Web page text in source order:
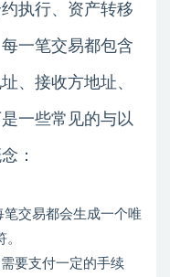
执行、资产转移
一笔交易都包含
、接收方地址、
一些常见的与以
：
笔交易都会生成一个唯
需要支付一定的手续